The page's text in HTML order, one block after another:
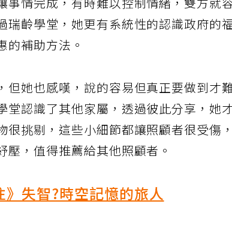
事情完成，有時難以控制情緒，雙方就
瑞齡學堂，她更有系統性的認識政府的
的補助方法。
但她也感嘆，說的容易但真正要做到才
堂認識了其他家屬，透過彼此分享，她
很挑剔，這些小細節都讓照顧者很受傷
，值得推薦給其他照顧者。
失智?時空記憶的旅人